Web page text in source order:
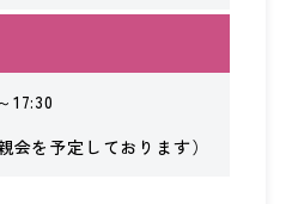
/ 定休日：土・日・祝日
6736
お問い合わせ
17:30
会を予定しております）